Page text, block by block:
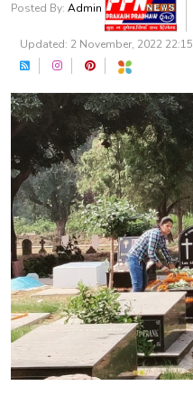
Posted By: Admin
Updated: 2 November, 2022 22:15